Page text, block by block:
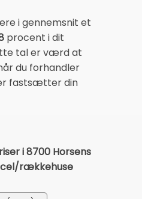
i gennemsnit et
procent i dit
tal er værd at
du forhandler
fastsætter din
i 8700 Horsens
rækkehuse